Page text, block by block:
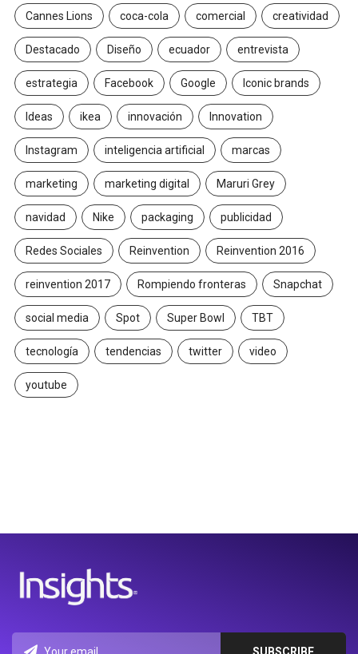
Cannes Lions coca-cola comercial creatividad
Destacado Diseño ecuador entrevista
estrategia Facebook Google Iconic brands
Ideas ikea innovación Innovation
Instagram inteligencia artificial marcas
marketing marketing digital Maruri Grey
navidad Nike packaging publicidad
Redes Sociales Reinvention Reinvention 2016
reinvention 2017 Rompiendo fronteras Snapchat
social media Spot Super Bowl TBT
tecnología tendencias twitter video
youtube